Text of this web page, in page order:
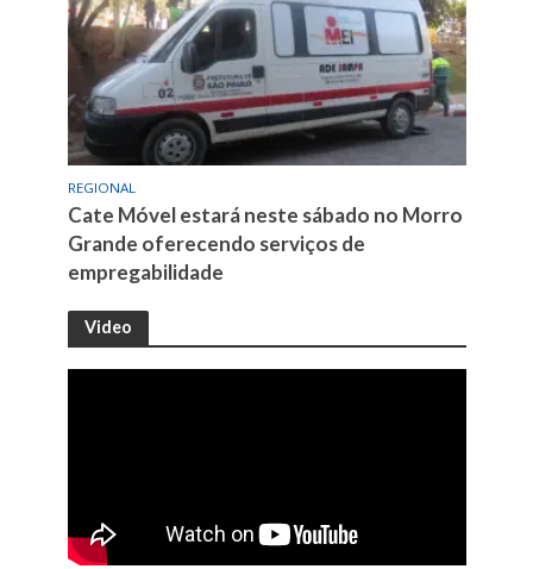
REGIONAL
Cate Móvel estará neste sábado no Morro
Grande oferecendo serviços de
empregabilidade
Video